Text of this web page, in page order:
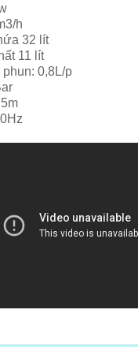
h
32 lít
11 lít
0,8L/p